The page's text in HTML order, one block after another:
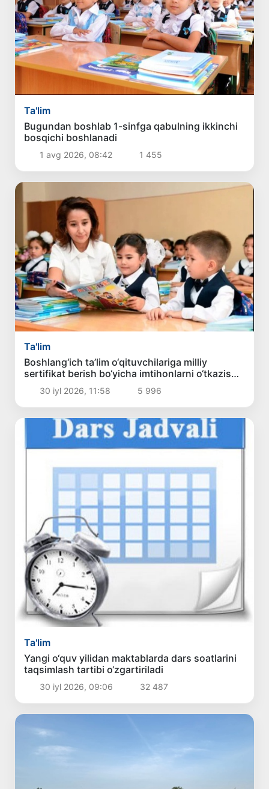
Ta'lim
Bugundan boshlab 1-sinfga qabulning ikkinchi
bosqichi boshlanadi
1 avg 2026, 08:42 1 455
Ta'lim
Boshlang‘ich ta’lim o‘qituvchilariga milliy
sertifikat berish bo‘yicha imtihonlarni o‘tkazish
tartibi belgilandi
30 iyl 2026, 11:58 5 996
Ta'lim
Yangi o‘quv yilidan maktablarda dars soatlarini
taqsimlash tartibi o‘zgartiriladi
30 iyl 2026, 09:06 32 487